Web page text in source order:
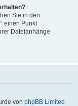
Sie in den
einen Punkt
Dateianhänge
von phpBB Limited